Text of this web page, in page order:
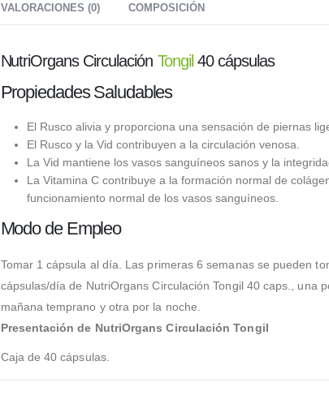
VALORACIONES (0) COMPOSICIÓN
NutriOrgans Circulación Tongil 40 cápsulas
Propiedades Saludables
El Rusco alivia y proporciona una sensación de piernas
El Rusco y la Vid contribuyen a la circulación venosa.
La Vid mantiene los vasos sanguíneos sanos y la
La Vitamina C contribuye a la formación normal de
funcionamiento normal de los vasos sanguíneos.
Modo de Empleo
Tomar 1 cápsula al día. Las primeras 6 semanas se pueden
cápsulas/día de NutriOrgans Circulación Tongil 40 caps., una
mañana temprano y otra por la noche.
Presentación de NutriOrgans Circulación Tongil
Caja de 40 cápsulas.